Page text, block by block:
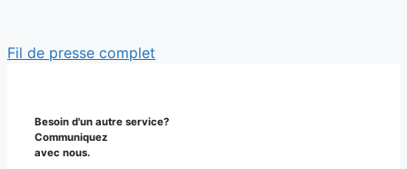
Fil de presse complet
Besoin d'un autre service?
Communiquez
avec nous.